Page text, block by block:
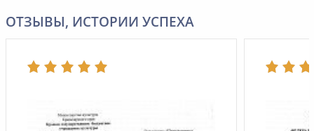
ОТЗЫВЫ, ИСТОРИИ УСПЕХА